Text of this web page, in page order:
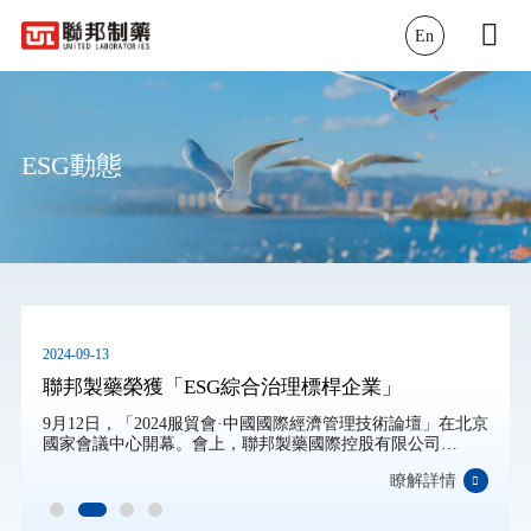
En
ESG動態
2024-09-13
聯邦製藥榮獲「ESG綜合治理標桿企業」
9月12日，「2024服貿會·中國國際經濟管理技術論壇」在北京
國家會議中心開幕。會上，聯邦製藥國際控股有限公司
主導、協調平衡、綠色低碳、開放合作、包容共享等方面的
突出表現，榮獲「ESG綜合治理標桿企業」。
瞭解詳情